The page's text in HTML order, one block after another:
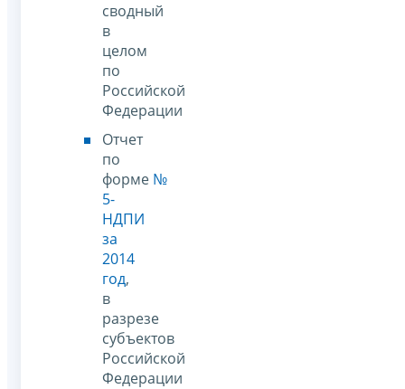
сводный
в
целом
по
Российской
Федерации
Отчет
по
форме №
5-
НДПИ
за
2014
год,
в
разрезе
субъектов
Российской
Федерации